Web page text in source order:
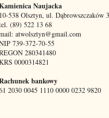
Naujacka
10-538 Olsztyn, ul. Dąbrowszczaków 3
(89) 522 13 68
atwolsztyn@gmail.com
739-372-70-55
280341480
0000314821
bankowy
2030 0045 1110 0000 0232 9820